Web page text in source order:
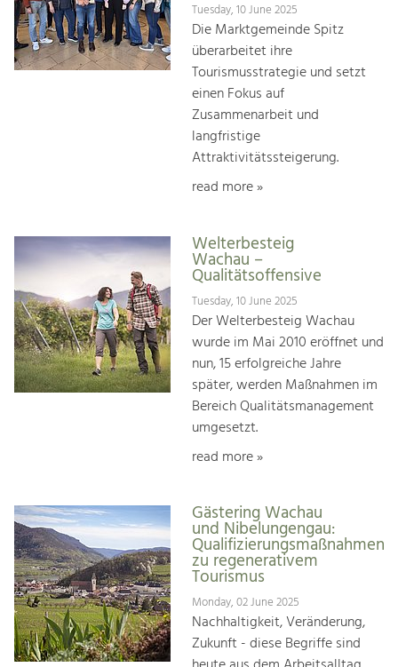
Tuesday, 10 June 2025
Die Marktgemeinde Spitz
überarbeitet ihre
Tourismusstrategie und setzt
einen Fokus auf
Zusammenarbeit und
langfristige
Attraktivitätssteigerung.
read more »
Welterbesteig
Wachau –
Qualitätsoffensive
Tuesday, 10 June 2025
Der Welterbesteig Wachau
wurde im Mai 2010 eröffnet und
nun, 15 erfolgreiche Jahre
später, werden Maßnahmen im
Bereich Qualitätsmanagement
umgesetzt.
read more »
Gästering Wachau
und Nibelungengau:
Qualifizierungsmaßnahmen
zu regenerativem
Tourismus
Monday, 02 June 2025
Nachhaltigkeit, Veränderung,
Zukunft - diese Begriffe sind